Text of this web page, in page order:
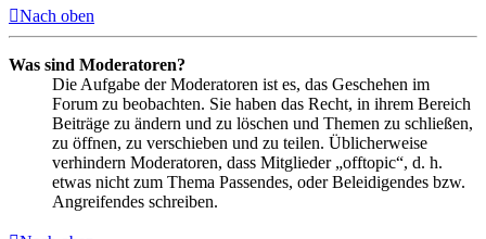
Nach oben
Was sind Moderatoren?
Die Aufgabe der Moderatoren ist es, das Geschehen im
Forum zu beobachten. Sie haben das Recht, in ihrem Bereich
Beiträge zu ändern und zu löschen und Themen zu schließen,
zu öffnen, zu verschieben und zu teilen. Üblicherweise
verhindern Moderatoren, dass Mitglieder „offtopic“, d. h.
etwas nicht zum Thema Passendes, oder Beleidigendes bzw.
Angreifendes schreiben.